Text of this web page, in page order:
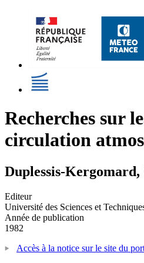
Recherches sur
circulation
Duplessis-Kergomard,
Editeur
Université des Sciences et
Année de publication
1982
Accès à la notice sur le site du